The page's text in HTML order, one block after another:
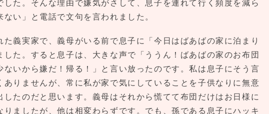
した。そんな理由で嫌気がさして、息子を連れて行く頻度を減ら
い」と電話で文句を言われました。
義実家で、義母がいる前で息子に「今日はばあばの家に泊まり
した。すると息子は、大きな声で「ううん！ばあばの家のお布団
ないから嫌だ！帰る！」と言い放ったのです。私は息子にそう言
ありませんが、常に私が家で気にしていることを子供なりに無意
たのだと思います。義母はそれから慌てて布団だけはお日様に
りましたが、他は相変わらずです。でも、孫である息子にハッキ